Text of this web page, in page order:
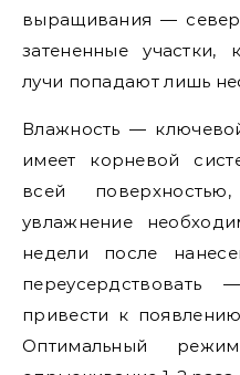
выращивания —
затененные
лучи попадают лишь
Влажность —
имеет корневой
всей
увлажнение
недели после
привести к
Оптимальный